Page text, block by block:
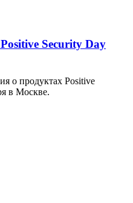
Security Day
о продуктах Positive
в Москве.